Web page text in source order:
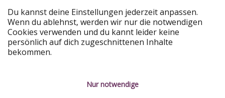
HolidayPirates Group
Lerne uns kennen
Über uns
Rechtliches
Du kannst deine Einstellungen jederzeit anpassen.
Wenn du ablehnst, werden wir nur die notwendigen
Cookies verwenden und du kannt leider keine
persönlich auf dich zugeschnittenen Inhalte
bekommen.
Nur notwendige